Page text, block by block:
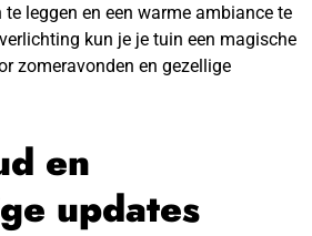
leggen en een warme ambiance te
kun je je tuin een magische
zomeravonden en gezellige
en
updates